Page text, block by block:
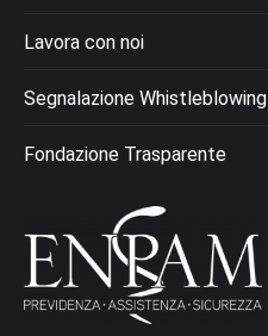
Lavora con noi
Segnalazione Whistleblowing
Fondazione Trasparente